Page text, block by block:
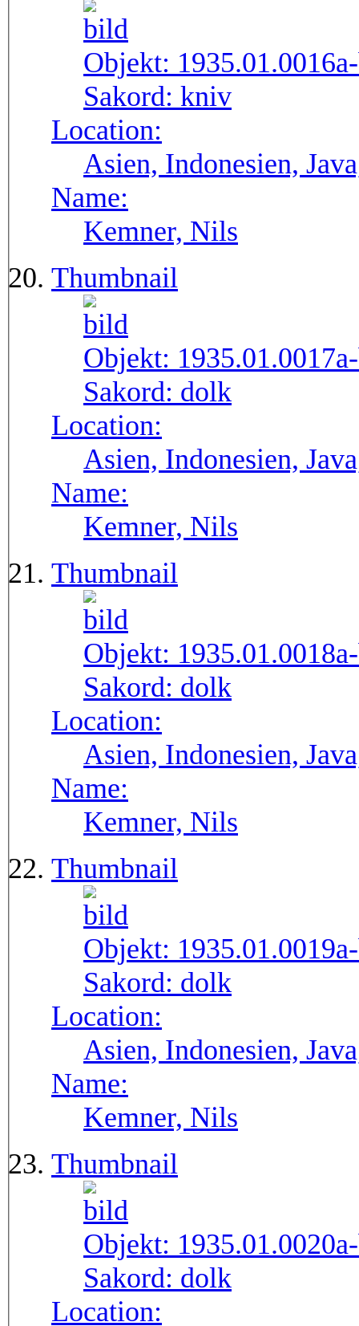
Objekt:
Sakord: kniv
Location:
Asien, Indonesien,
Name:
Kemner, Nils
Thumbnail
Objekt:
Sakord: dolk
Location:
Asien, Indonesien,
Name:
Kemner, Nils
Thumbnail
Objekt:
Sakord: dolk
Location:
Asien, Indonesien,
Name:
Kemner, Nils
Thumbnail
Objekt:
Sakord: dolk
Location:
Asien, Indonesien,
Name:
Kemner, Nils
Thumbnail
Objekt:
Sakord: dolk
Location: